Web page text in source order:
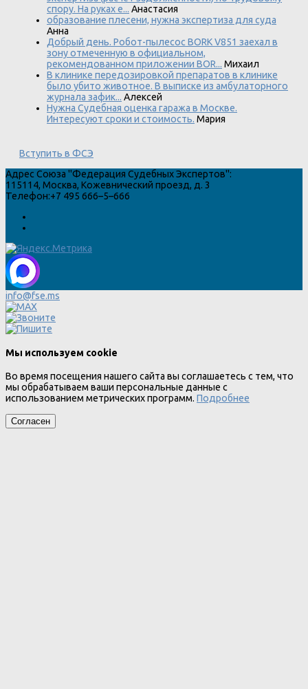
спору. На руках е... Анастасия
образование плесени, нужна экспертиза для суда
Анна
Добрый день. Робот-пылесос BORK V851 заехал в
зону отмеченную в официальном,
рекомендованном приложении BOR... Михаил
В клинике передозировкой препаратов в клинике
было убито животное. В выписке из амбулаторного
журнала зафик... Алексей
Нужна Судебная оценка гаража в Москве.
Интересуют сроки и стоимость. Мария
Вступить в ФСЭ
Адрес Союза "Федерация Судебных Экспертов":
115114, Москва, Кожевнический проезд, д. 3
Телефон:+7 495 666–5–666
info@fse.ms
Мы используем cookie
Во время посещения нашего сайта вы соглашаетесь с тем, что
мы обрабатываем ваши персональные данные с
использованием метрических программ. Подробнее
Согласен